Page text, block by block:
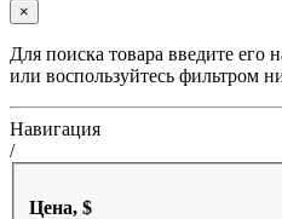
×
Для поиска товара введите его
или воспользуйтесь фильтром
Навигация
/
Цена, $